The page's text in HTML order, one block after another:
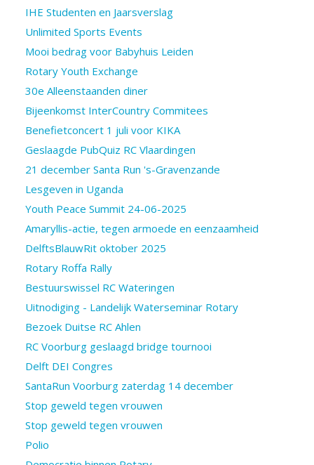
IHE Studenten en Jaarsverslag
Unlimited Sports Events
Mooi bedrag voor Babyhuis Leiden
Rotary Youth Exchange
30e Alleenstaanden diner
Bijeenkomst InterCountry Commitees
Benefietconcert 1 juli voor KIKA
Geslaagde PubQuiz RC Vlaardingen
21 december Santa Run 's-Gravenzande
Lesgeven in Uganda
Youth Peace Summit 24-06-2025
Amaryllis-actie, tegen armoede en eenzaamheid
DelftsBlauwRit oktober 2025
Rotary Roffa Rally
Bestuurswissel RC Wateringen
Uitnodiging - Landelijk Waterseminar Rotary
Bezoek Duitse RC Ahlen
RC Voorburg geslaagd bridge tournooi
Delft DEI Congres
SantaRun Voorburg zaterdag 14 december
Stop geweld tegen vrouwen
Stop geweld tegen vrouwen
Polio